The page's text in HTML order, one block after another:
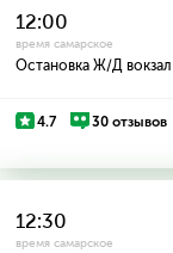
12:00
время самарское
Остановка Ж/Д вокзал
4.7 30 отзывов
12:30
время самарское